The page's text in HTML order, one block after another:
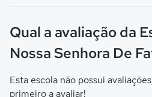
Qual a avaliação da
Nossa Senhora De
Esta escola não possui
primeiro a avaliar!